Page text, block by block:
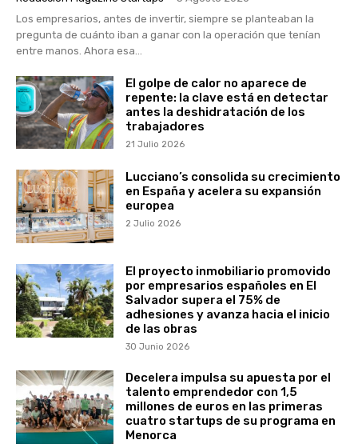
Los empresarios, antes de invertir, siempre se planteaban la
pregunta de cuánto iban a ganar con la operación que tenían
entre manos. Ahora esa...
El golpe de calor no aparece de
repente: la clave está en detectar
antes la deshidratación de los
trabajadores
21 Julio 2026
Lucciano’s consolida su crecimiento
en España y acelera su expansión
europea
2 Julio 2026
El proyecto inmobiliario promovido
por empresarios españoles en El
Salvador supera el 75% de
adhesiones y avanza hacia el inicio
de las obras
30 Junio 2026
Decelera impulsa su apuesta por el
talento emprendedor con 1,5
millones de euros en las primeras
cuatro startups de su programa en
Menorca